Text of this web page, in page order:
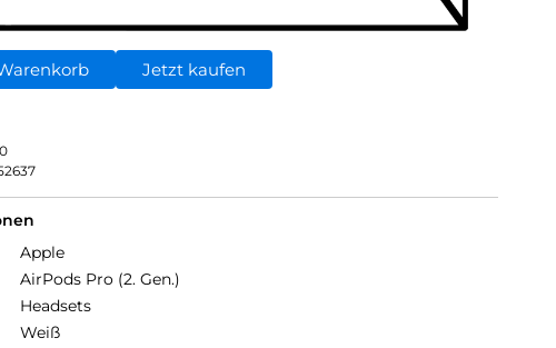
Jetzt kaufen
Apple
AirPods Pro (2. Gen.)
Headsets
Weiß